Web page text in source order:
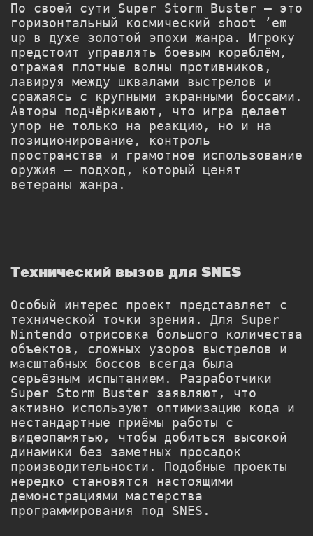
По своей сути Super Storm Buster — это
горизонтальный космический shoot ’em
up в духе золотой эпохи жанра. Игроку
предстоит управлять боевым кораблём,
отражая плотные волны противников,
лавируя между шквалами выстрелов и
сражаясь с крупными экранными боссами.
Авторы подчёркивают, что игра делает
упор не только на реакцию, но и на
позиционирование, контроль
пространства и грамотное использование
оружия — подход, который ценят
ветераны жанра.
Технический вызов для SNES
Особый интерес проект представляет с
технической точки зрения. Для Super
Nintendo отрисовка большого количества
объектов, сложных узоров выстрелов и
масштабных боссов всегда была
серьёзным испытанием. Разработчики
Super Storm Buster заявляют, что
активно используют оптимизацию кода и
нестандартные приёмы работы с
видеопамятью, чтобы добиться высокой
динамики без заметных просадок
производительности. Подобные проекты
нередко становятся настоящими
демонстрациями мастерства
программирования под SNES.